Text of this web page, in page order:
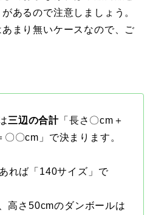
あるので注意しましょう。
まり無いケースなので、ご
三辺の合計 「長さ〇cm＋
〇cm」で決まります。
れば「140サイズ」で
高さ50cmのダンボールは